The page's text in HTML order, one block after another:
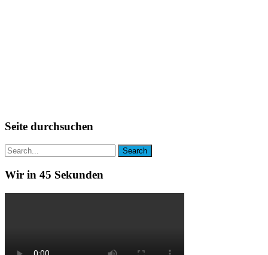
Seite durchsuchen
Wir in 45 Sekunden